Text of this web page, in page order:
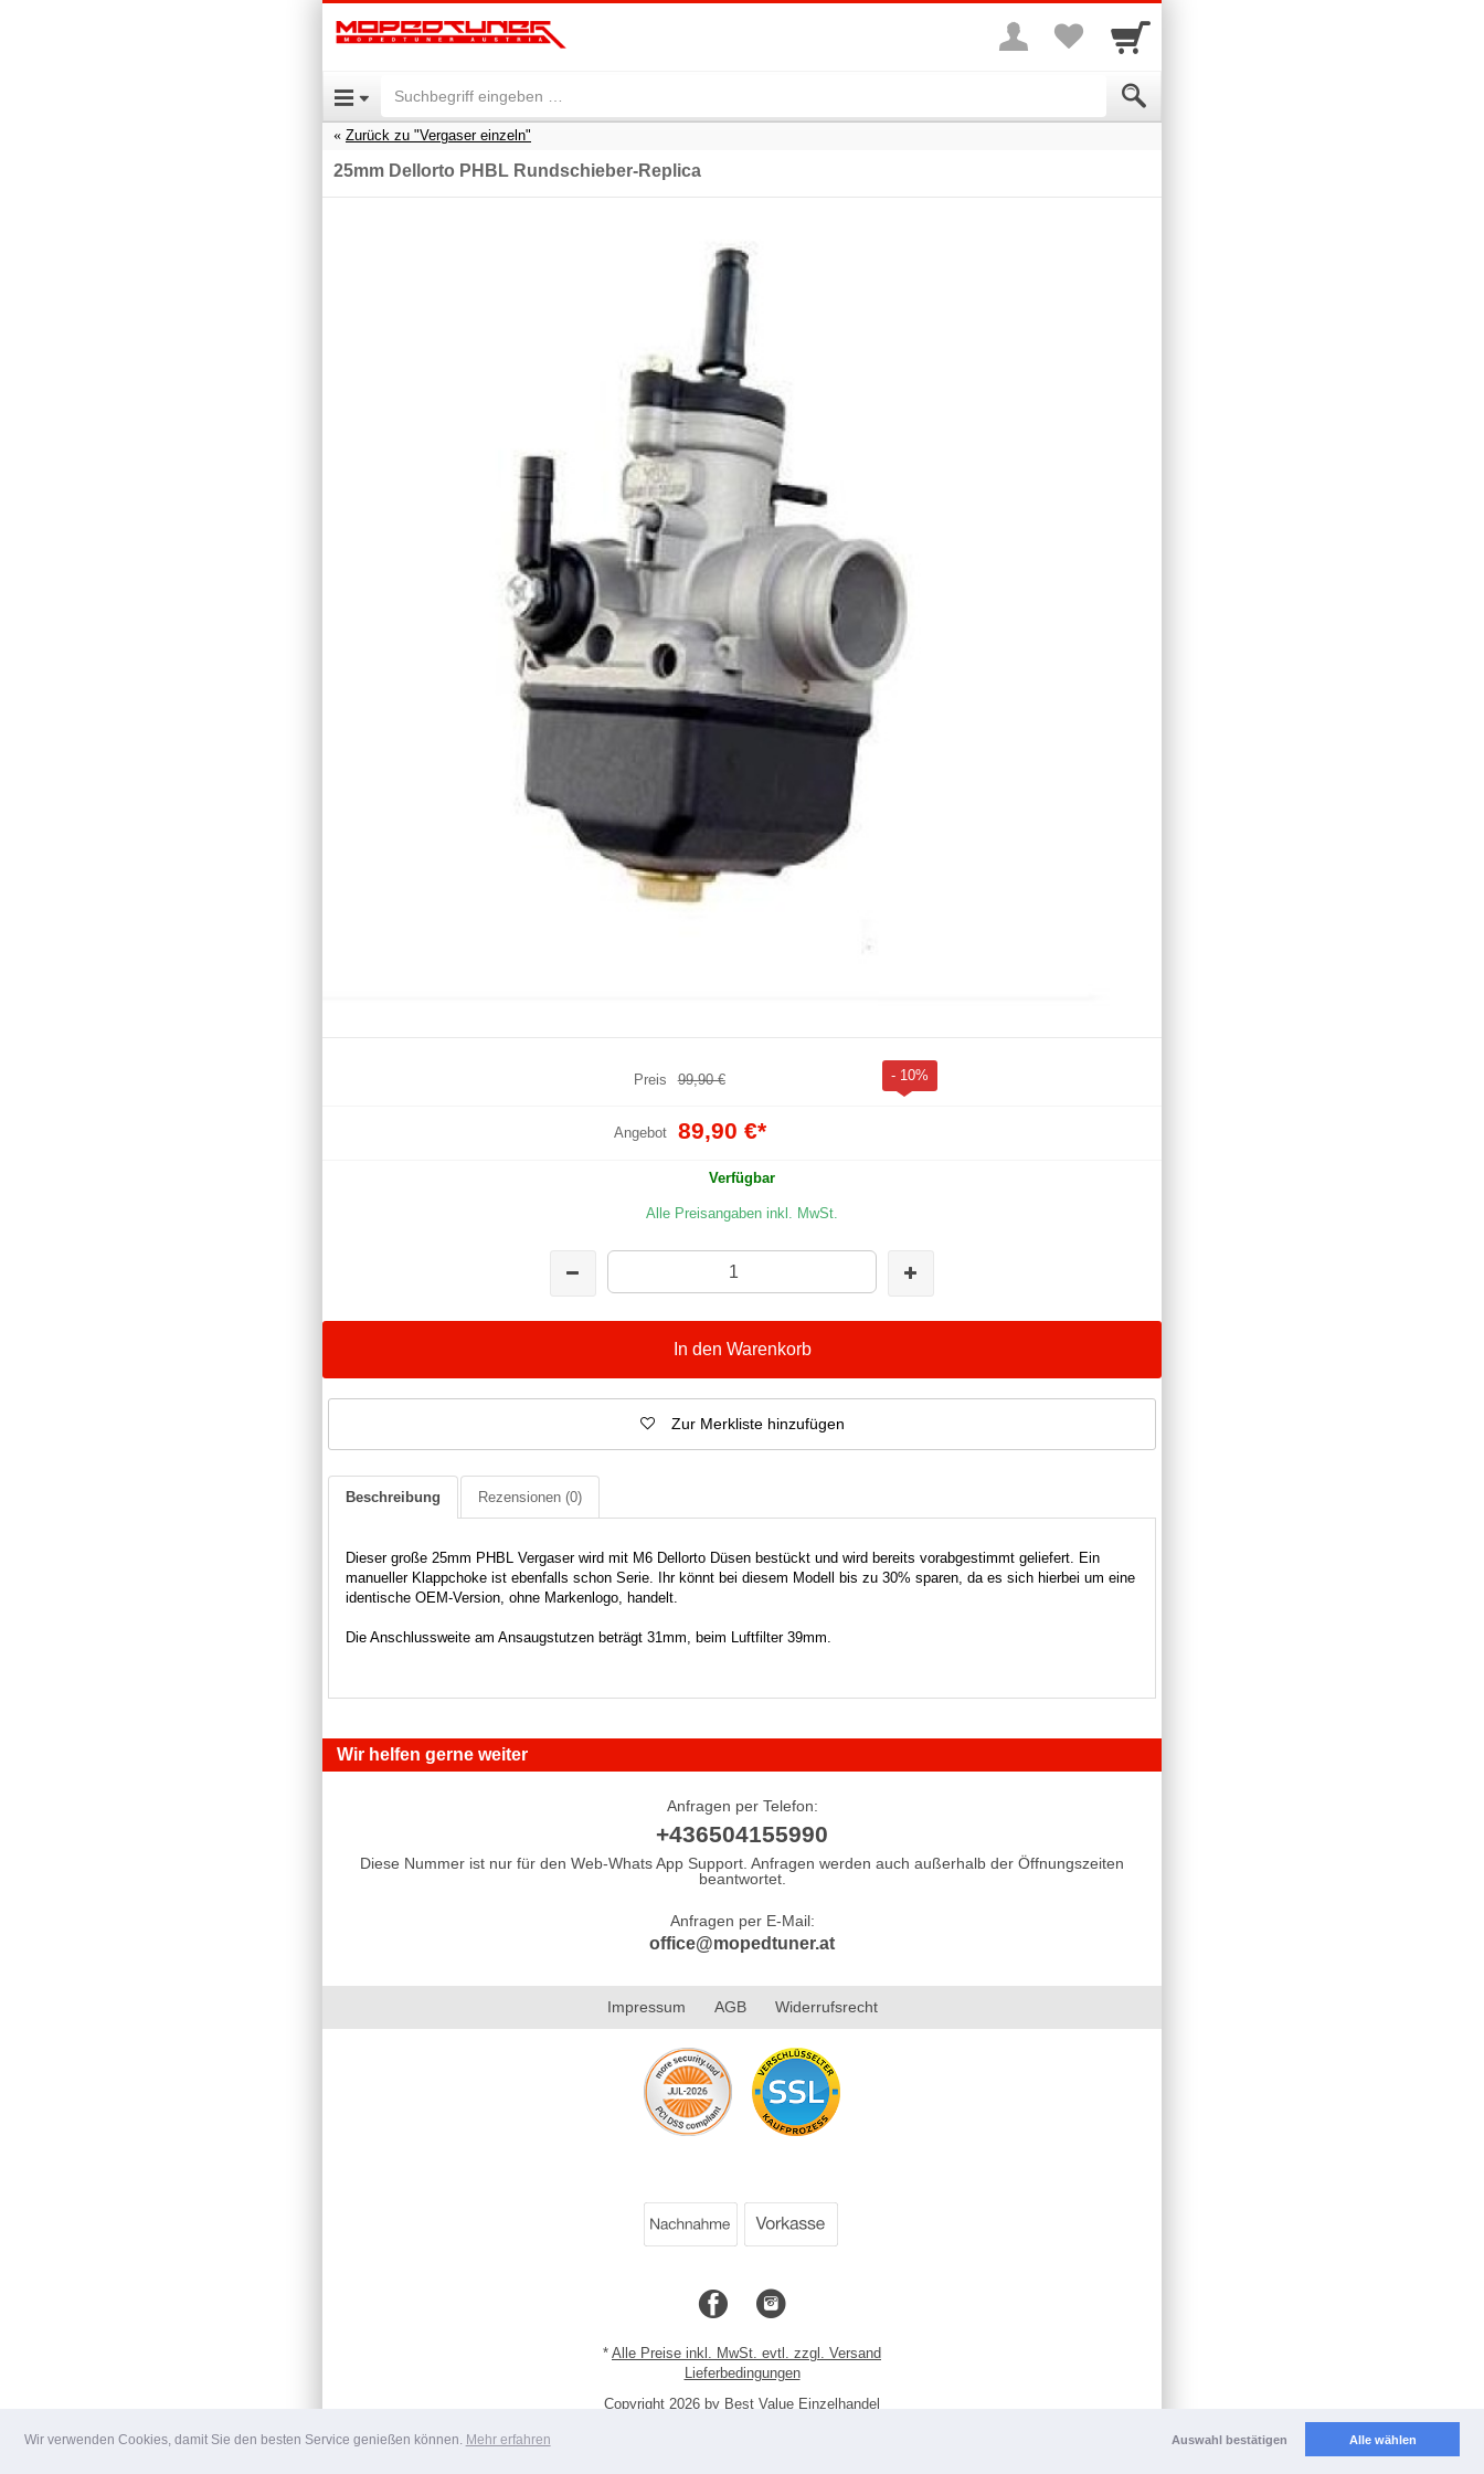
Wir verwenden Cookies, damit Sie den besten Service genießen können. Mehr erfahren Auswahl bestätigen Alle wählen
Zurück zu "Vergaser einzeln"
25mm Dellorto PHBL Rundschieber-Replica
Preis 99,90 € - 10%
Angebot 89,90 €*
Verfügbar
Alle Preisangaben inkl. MwSt.
In den Warenkorb
Zur Merkliste hinzufügen
Beschreibung Rezensionen (0)
Dieser große 25mm PHBL Vergaser wird mit M6 Dellorto Düsen bestückt und wird bereits vorabgestimmt geliefert. Ein
manueller Klappchoke ist ebenfalls schon Serie. Ihr könnt bei diesem Modell bis zu 30% sparen, da es sich hierbei um eine
identische OEM-Version, ohne Markenlogo, handelt.
Die Anschlussweite am Ansaugstutzen beträgt 31mm, beim Luftfilter 39mm.
Wir helfen gerne weiter
Anfragen per Telefon:
+436504155990
Diese Nummer ist nur für den Web-Whats App Support. Anfragen werden auch außerhalb der Öffnungszeiten
beantwortet.
Anfragen per E-Mail:
office@mopedtuner.at
Impressum AGB Widerrufsrecht
* Alle Preise inkl. MwSt. evtl. zzgl. Versand
Lieferbedingungen
Copyright 2026 by Best Value Einzelhandel